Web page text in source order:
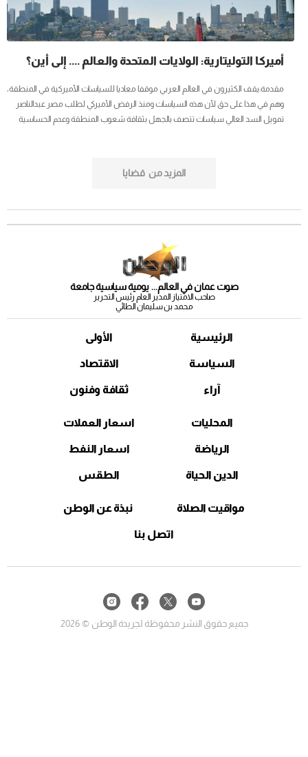
أميركا التوليتارية: الولايات المتحدة والعالم .... إلى أين؟
مقدمة:يقف الكثيرون في العالم العربي موقفا معاديا للسياسات الأميركية في المنطقة،
وهم في هذا على حق لأن هذه السياسات ومنذ الرفض الأميركي لطلب مصر عبدالناصر
تمويل السد العالي سياسات تتصف بالجهل بثقافة شعوب المنطقة وعدم الحساسية
تعيش فيه، وهي أي الولايات المتحدة مدفوعة بهاجس السيطرة...
المزيد من قضايا
صوت عمان في العالم... يومية سياسية جامعة
صاحب الامتياز المدير العام رئيس التحرير
محمد بن سليمان الطائي
الرئيسية
السياسة
آراء
الأولى
الاقتصاد
ثقافة وفنون
المحليات
الرياضة
الدين الحياة
اسعار العملات
اسعار النفط
الطقس
مواقيت الصلاة نبذة عن الوطن
اتصل بنا
جميع حقوق النشر محفوظة لجريدة الوطن © 2026